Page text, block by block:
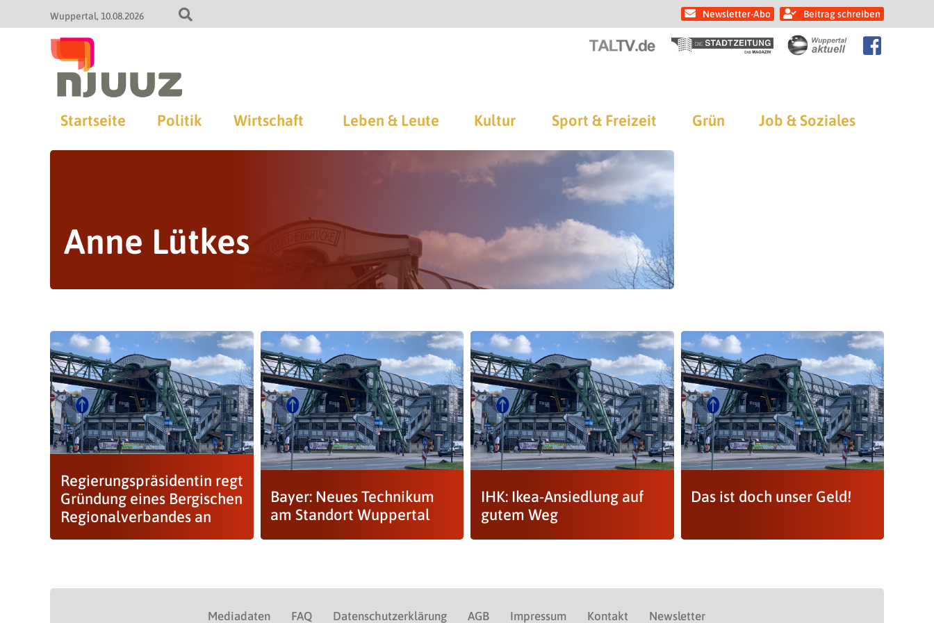
Wuppertal 10.08.2026 Newsletter-Abo Beitrag schreiben
Startseite Politik Wirtschaft Leben & Leute Kultur Sport & Freizeit Grün Job & Soziales
Anne Lütkes
Regierungspräsidentin regt
Gründung eines Bergischen
Regionalverbandes an
Bayer: Neues Technikum
am Standort Wuppertal
IHK: Ikea-Ansiedlung auf
gutem Weg
Das ist doch unser Geld!
Mediadaten FAQ Datenschutzerklärung AGB Impressum Kontakt Newsletter